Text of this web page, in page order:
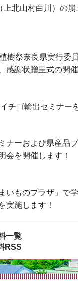
上北山村白川）の
樹祭奈良県実行委
感謝状贈呈式の開
チゴ輸出セミナー
ナーおよび県産品
会を開催します！
いものプラザ」で
実施します！
一覧
RSS